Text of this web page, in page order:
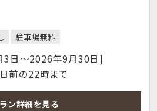
駐車場無料
日～2026年9月30日]
前の22時まで
ン詳細を見る